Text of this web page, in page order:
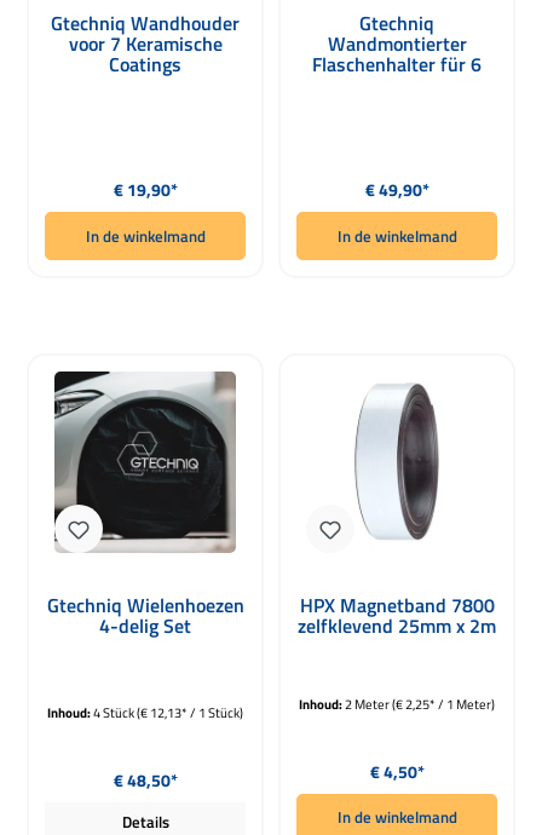
Gtechniq Wandhouder
voor 7 Keramische
Coatings
Normale prijs:
€ 19,90*
In de winkelmand
Gtechniq
Wandmontierter
Flaschenhalter für 6
Normale prijs:
€ 49,90*
In de winkelmand
Gtechniq Wielenhoezen
4-delig Set
Inhoud:4 Stück(€ 12,13* / 1 Stück)
Normale prijs:
€ 48,50*
Details
HPX Magnetband 7800
zelfklevend 25mm x 2m
Inhoud:2 Meter(€ 2,25* / 1 Meter)
Normale prijs:
€ 4,50*
In de winkelmand